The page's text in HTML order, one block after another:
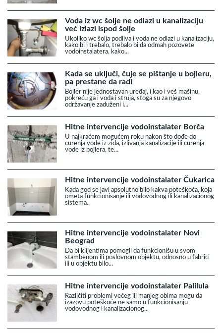
Voda iz wc šolje ne odlazi u kanalizaciju
već izlazi ispod šolje
Ukoliko wc šolja podliva i voda ne odlazi u kanalizaciju,
kako bi i trebalo, trebalo bi da odmah pozovete
vodoinstalatera, kako...
Kada se uključi, čuje se pištanje u bojleru,
pa prestane da radi
Bojler nije jednostavan uređaj, i kao i veš mašinu,
pokreću ga i voda i struja, stoga su za njegovo
održavanje zaduženi i...
Hitne intervencije vodoinstalater Borča
U najkraćem mogućem roku nakon što dođe do
curenja vode iz zida, izlivanja kanalizacije ili curenja
vode iz bojlera, te...
Hitne intervencije vodoinstalater Čukarica
Kada god se javi apsolutno bilo kakva poteškoća, koja
ometa funkcionisanje ili vodovodnog ili kanalizacionog
sistema..
Hitne intervencije vodoinstalater Novi
Beograd
Da bi klijentima pomogli da funkcionišu u svom
stambenom ili poslovnom objektu, odnosno u fabrici
ili u objektu bilo...
Hitne intervencije vodoinstalater Palilula
Različiti problemi većeg ili manjeg obima mogu da
izazovu poteškoće ne samo u funkcionisanju
vodovodnog i kanalizacionog...